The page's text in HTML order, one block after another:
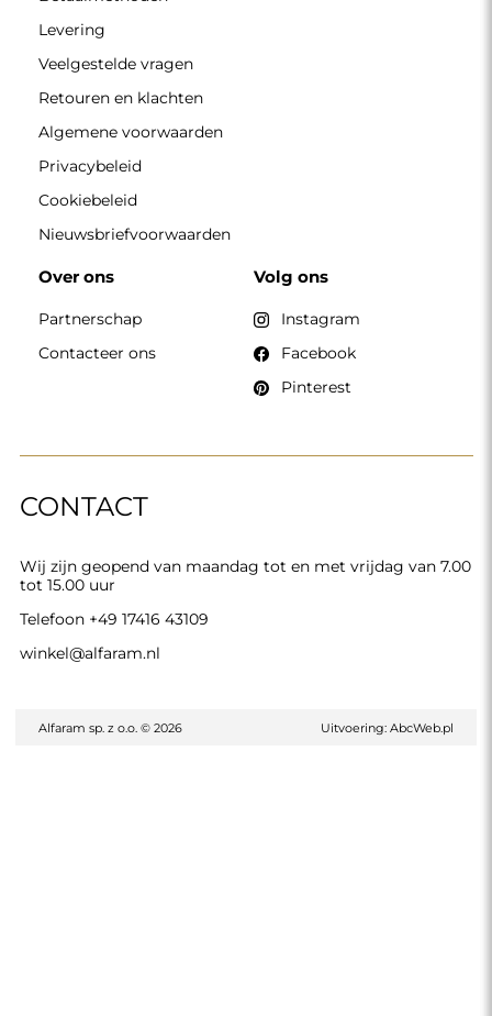
CONTACT
Wij zijn geopend van maandag tot en met vrijdag van 7.00
tot 15.00 uur
Telefoon +49 17416 43109
winkel@alfaram.nl
Levering
Veelgestelde vragen
Retouren en klachten
Algemene voorwaarden
Privacybeleid
Cookiebeleid
Nieuwsbriefvoorwaarden
Over ons
Partnerschap
Contacteer ons
Volg ons
Instagram
Facebook
Pinterest
Alfaram sp. z o.o. © 2026 Uitvoering: AbcWeb.pl